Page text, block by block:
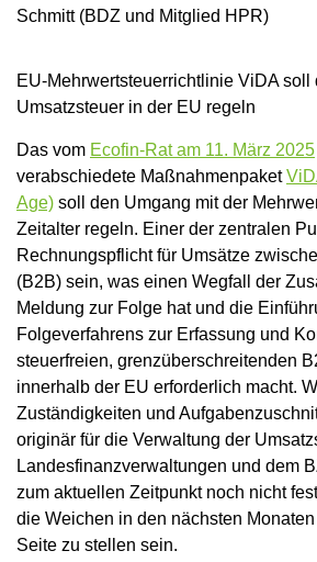
Schmitt (BDZ und Mitglied HPR)
EU-Mehrwertsteuerrichtlinie ViDA soll
Umsatzsteuer in der EU regeln
Das vom Ecofin-Rat am 11. März 2025
verabschiedete Maßnahmenpaket
Age) soll den Umgang mit der
Zeitalter regeln. Einer der zentralen
Rechnungspflicht für Umsätze
(B2B) sein, was einen Wegfall der
Meldung zur Folge hat und die
Folgeverfahrens zur Erfassung und
steuerfreien, grenzüberschreitenden
innerhalb der EU erforderlich macht.
Zuständigkeiten und
originär für die Verwaltung der
Landesfinanzverwaltungen und dem
zum aktuellen Zeitpunkt noch nicht
die Weichen in den nächsten
Seite zu stellen sein.